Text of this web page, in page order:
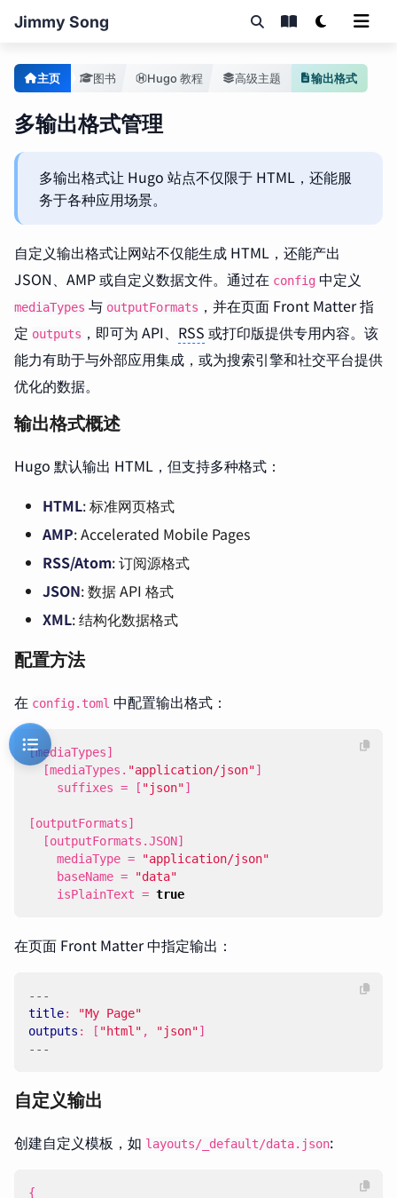
Jimmy Song
主页 图书 Hugo 教程 高级主题 输出格式
多输出格式管理
多输出格式让 Hugo 站点不仅限于 HTML，还能服
务于各种应用场景。
自定义输出格式让网站不仅能生成 HTML，还能产出
JSON、AMP 或自定义数据文件。通过在 config 中定义
mediaTypes 与 outputFormats ，并在页面 Front Matter 指
定 outputs ，即可为 API、 RSS 或打印版提供专用内容。该
能力有助于与外部应用集成，或为搜索引擎和社交平台提供
优化的数据。
输出格式概述
Hugo 默认输出 HTML，但支持多种格式：
HTML: 标准网页格式
AMP: Accelerated Mobile Pages
RSS/Atom: 订阅源格式
JSON: 数据 API 格式
XML: 结构化数据格式
配置方法
在 config.toml 中配置输出格式：
[mediaTypes]
[mediaTypes . "application/json"]
suffixes = [ "json"]
[outputFormats]
[outputFormats .JSON]
mediaType =
"application/json"
baseName =
"data"
isPlainText = true
在页面 Front Matter 中指定输出：
---
title:
"My Page"
outputs : [ "html" , "json"]
---
自定义输出
创建自定义模板，如 layouts/_default/data.json:
{